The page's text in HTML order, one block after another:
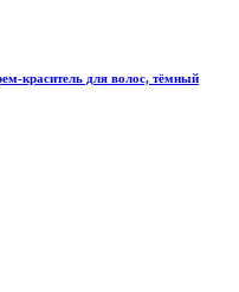
краситель для волос, тёмный